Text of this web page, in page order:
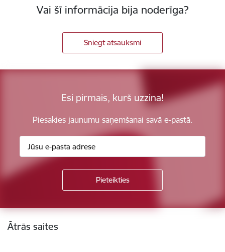
Vai šī informācija bija noderīga?
Sniegt atsauksmi
Esi pirmais, kurš uzzina!
Piesakies jaunumu saņemšanai savā e-pastā.
Kājene
Ātrās saites